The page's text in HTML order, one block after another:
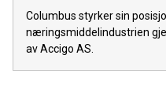
Columbus styrker sin
næringsmiddelindustrien
av Accigo AS.